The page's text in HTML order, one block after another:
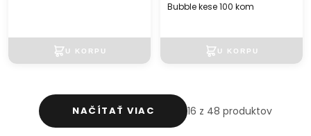
Bubble kese 100 kom
NAČÍTAŤ VIAC 16 z 48 produktov